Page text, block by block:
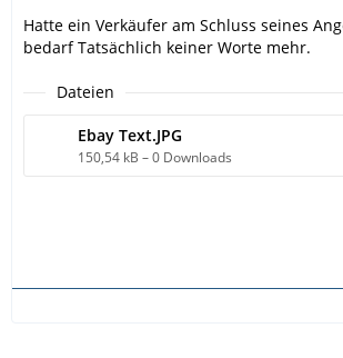
Hatte ein Verkäufer am Schluss seines
bedarf Tatsächlich keiner Worte mehr.
Dateien
Ebay Text.JPG
150,54 kB – 0 Downloads